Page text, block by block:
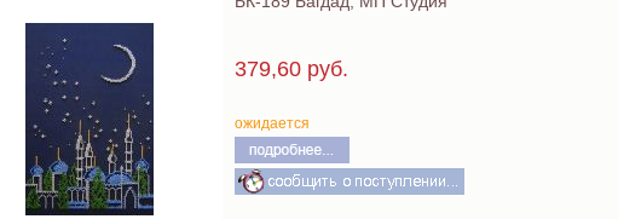
379,60 руб.
ожидается